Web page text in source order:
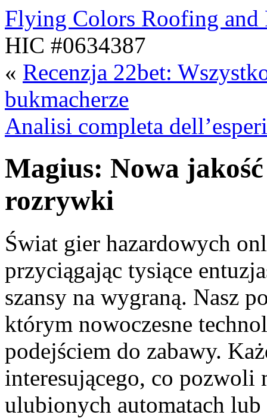
Flying Colors Roofing
HIC #0634387
« Recenzja 22bet:
bukmacherze
Analisi completa
Magius: Nowa
rozrywki
Świat gier hazardowych
przyciągając tysiące
szansy na wygraną. Nasz
którym nowoczesne
podejściem do zabawy.
interesującego, co pozwoli
ulubionych automatach lub